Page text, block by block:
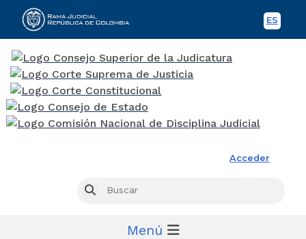
ES
Acceder
Buscar
Menú